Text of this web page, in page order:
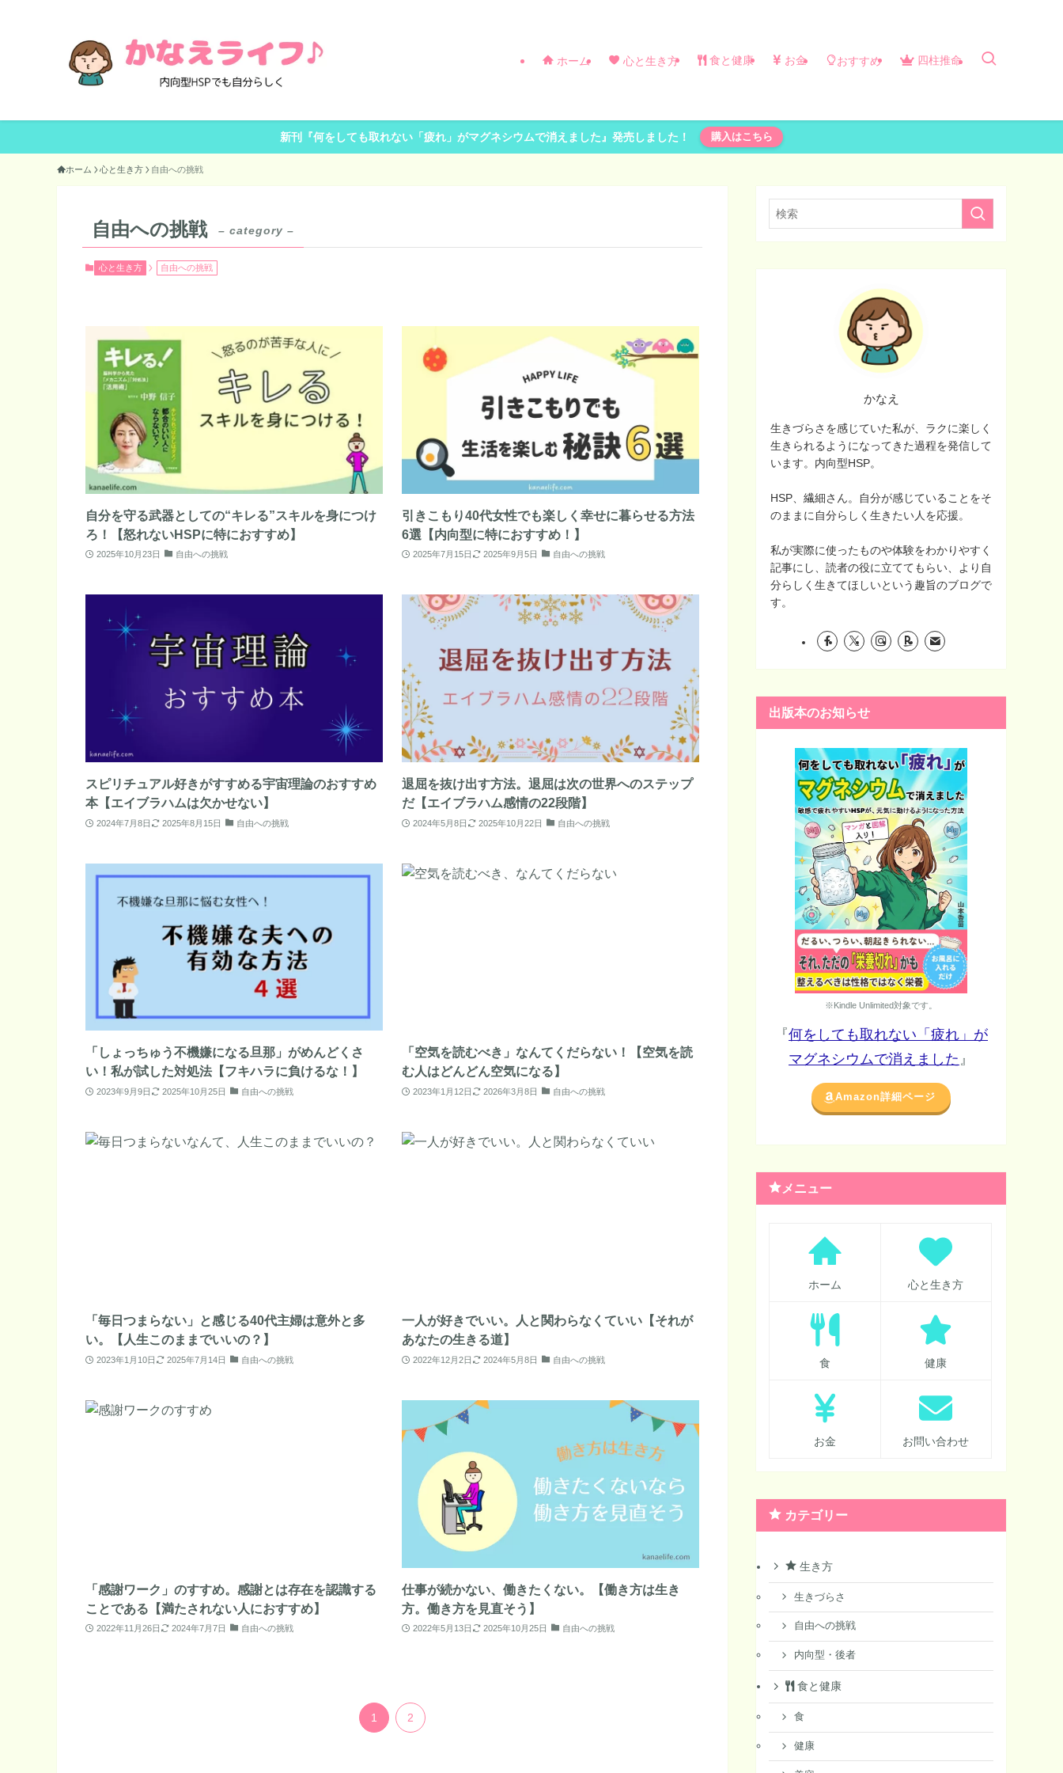
ホーム 心と生き方 食と健康 お金 おすすめ 四柱推命
新刊『何をしても取れない「疲れ」がマグネシウムで消えました』発売しました！ 購入はこちら
ホーム 心と生き方 自由への挑戦
自由への挑戦 – category –
心と生き方 自由への挑戦
自分を守る武器としての“キレる”スキルを身につけ
ろ！【怒れないHSPに特におすすめ】
2025年10月23日 自由への挑戦
引きこもり40代女性でも楽しく幸せに暮らせる方法
6選【内向型に特におすすめ！】
2025年7月15日 2025年9月5日 自由への挑戦
スピリチュアル好きがすすめる宇宙理論のおすすめ
本【エイブラハムは欠かせない】
2024年7月8日 2025年8月15日 自由への挑戦
退屈を抜け出す方法。退屈は次の世界へのステップ
だ【エイブラハム感情の22段階】
2024年5月8日 2025年10月22日 自由への挑戦
「しょっちゅう不機嫌になる旦那」がめんどくさ
い！私が試した対処法【フキハラに負けるな！】
2023年9月9日 2025年10月25日 自由への挑戦
「空気を読むべき」なんてくだらない！【空気を読
む人はどんどん空気になる】
2023年1月12日 2026年3月8日 自由への挑戦
「毎日つまらない」と感じる40代主婦は意外と多
い。【人生このままでいいの？】
2023年1月10日 2025年7月14日 自由への挑戦
一人が好きでいい。人と関わらなくていい【それが
あなたの生きる道】
2022年12月2日 2024年5月8日 自由への挑戦
「感謝ワーク」のすすめ。感謝とは存在を認識する
ことである【満たされない人におすすめ】
2022年11月26日 2024年7月7日 自由への挑戦
仕事が続かない、働きたくない。【働き方は生き
方。働き方を見直そう】
2022年5月13日 2025年10月25日 自由への挑戦
1 2
かなえ
生きづらさを感じていた私が、ラクに楽しく
生きられるようになってきた過程を発信して
います。内向型HSP。
HSP、繊細さん。自分が感じていることをそ
のままに自分らしく生きたい人を応援。
私が実際に使ったものや体験をわかりやすく
記事にし、読者の役に立ててもらい、より自
分らしく生きてほしいという趣旨のブログで
す。
出版本のお知らせ
※Kindle Unlimited対象です。
『何をしても取れない「疲れ」が
マグネシウムで消えました 』
Amazon詳細ページ
メニュー
ホーム 心と生き方
食 健康
お金 お問い合わせ
カテゴリー
生き方
生きづらさ
自由への挑戦
内向型・後者
食と健康
食
健康